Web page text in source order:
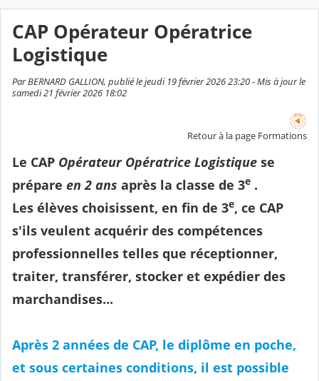
CAP Opérateur Opératrice
Logistique
Par BERNARD GALLION, publié le jeudi 19 février 2026 23:20 - Mis à jour le
samedi 21 février 2026 18:02
Retour à la page Formations
Le CAP Opérateur Opératrice Logistique se
prépare en 2 ans après la classe de 3e .
Les élèves choisissent, en fin de 3e, ce CAP
s'ils veulent acquérir des compétences
professionnelles telles que réceptionner,
traiter, transférer, stocker et expédier des
marchandises...
Après 2 années de CAP, le diplôme en poche,
et sous certaines conditions, il est possible